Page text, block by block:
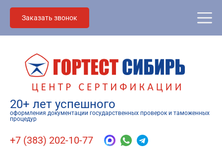
Заказать звонок
20+ лет успешного
оформления документации государственных проверок и таможенных
процедур
+7 (383) 202-10-77